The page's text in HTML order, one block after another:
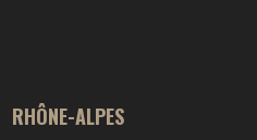
RHÔNE-ALPES